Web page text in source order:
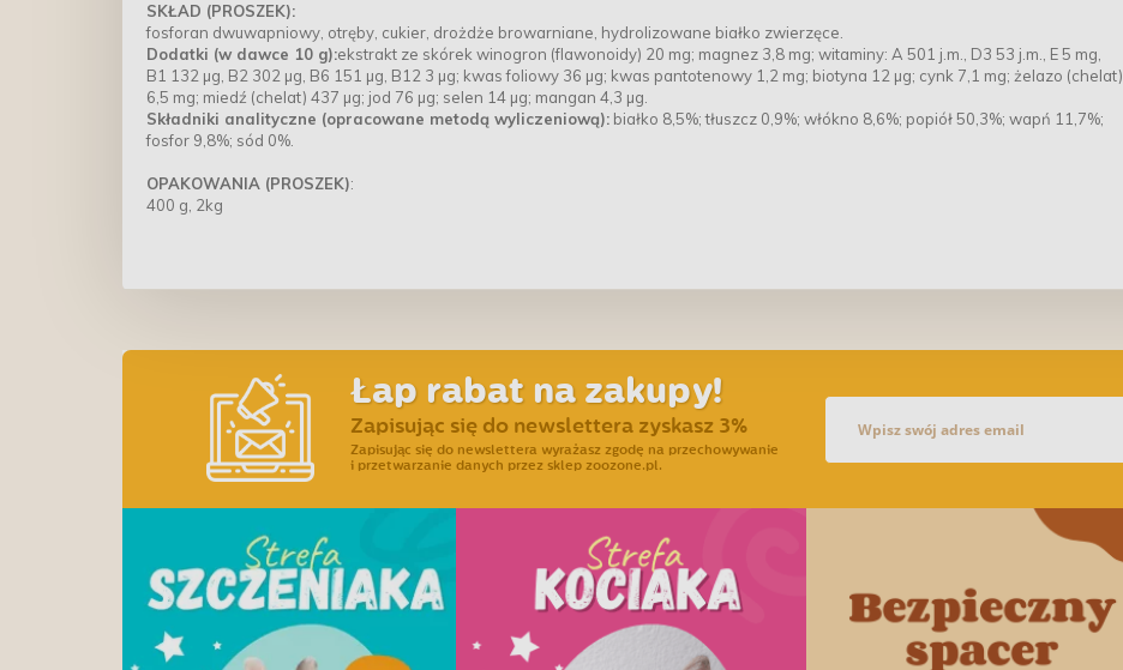
SKŁAD (PROSZEK):
fosforan dwuwapniowy, otręby, cukier, drożdże browarniane, hydrolizowane białko zwierzęce.
Dodatki (w dawce 10 g):ekstrakt ze skórek winogron (flawonoidy) 20 mg; magnez 3,8 mg; witaminy: A 501 j.m., D3 53 j.m., E 5 mg,
B1 132 µg, B2 302 µg, B6 151 µg, B12 3 µg; kwas foliowy 36 µg; kwas pantotenowy 1,2 mg; biotyna 12 µg; cynk 7,1 mg; żelazo (chelat)
6,5 mg; miedź (chelat) 437 µg; jod 76 µg; selen 14 µg; mangan 4,3 µg.
Składniki analityczne (opracowane metodą wyliczeniową): białko 8,5%; tłuszcz 0,9%; włókno 8,6%; popiół 50,3%; wapń 11,7%;
fosfor 9,8%; sód 0%.
OPAKOWANIA (PROSZEK):
400 g, 2kg
Łap rabat na zakupy!
Zapisując się do newslettera zyskasz 3%
Zapisując się do newslettera wyrażasz zgodę na przechowywanie
i przetwarzanie danych przez sklep zoozone.pl.